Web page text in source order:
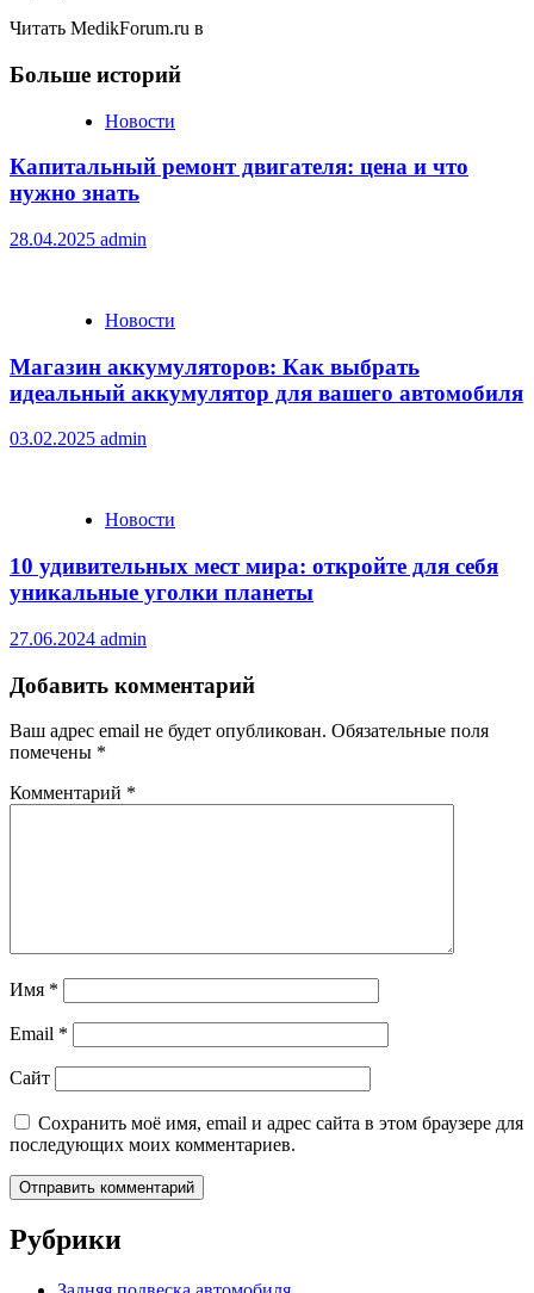
Читать MedikForum.ru в
Больше историй
Новости
Капитальный ремонт двигателя: цена и что
нужно знать
28.04.2025 admin
Новости
Магазин аккумуляторов: Как выбрать
идеальный аккумулятор для вашего автомобиля
03.02.2025 admin
Новости
10 удивительных мест мира: откройте для себя
уникальные уголки планеты
27.06.2024 admin
Добавить комментарий
Ваш адрес email не будет опубликован. Обязательные поля
помечены *
Комментарий *
Имя *
Email *
Сайт
Сохранить моё имя, email и адрес сайта в этом браузере для
последующих моих комментариев.
Рубрики